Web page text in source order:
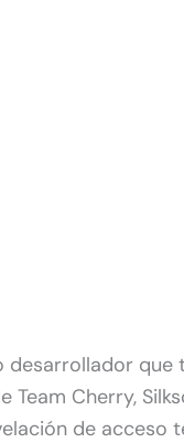
desarrollador
Team Cherry,
de acceso